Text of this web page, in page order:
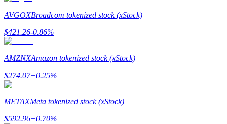
Học cách duy trì lợi nhuận
AVGOXBroadcom tokenized stock (xStock)
$421.26-0.86%
AMZNXAmazon tokenized stock (xStock)
$274.07+0.25%
METAXMeta tokenized stock (xStock)
$592.96+0.70%